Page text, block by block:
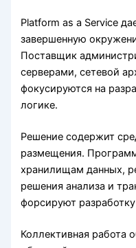
Platform as a Service
завершенную
Поставщик
серверами, сетевой
фокусируются на
логике.
Решение содержит
размещения.
хранилищам данных,
решения анализа и
форсируют
Коллективная работа